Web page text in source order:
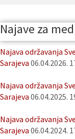
Najave za
Najava održavanja
Sarajeva 06.04.2026.
Najava održavanja
Sarajeva 06.04.2025.
Najava održavanja
Sarajeva 06.04.2024.